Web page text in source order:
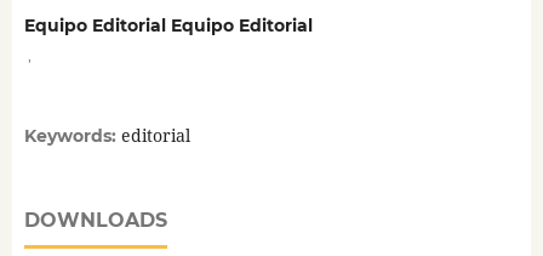
Equipo Editorial Equipo Editorial
Keywords: editorial
DOWNLOADS